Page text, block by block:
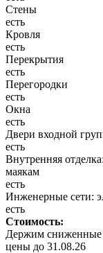
Стены
есть
Кровля
есть
Перекрытия
есть
Перегородки
есть
Окна
есть
Двери входной
есть
Внутренняя
маякам
есть
Инженерные сети:
есть
Стоимость:
Держим сниженные
цены до 31.08.26